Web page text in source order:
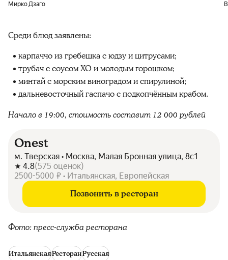
Мирко Дзаго
Среди блюд заявлены:
карпаччо из гребешка с юдзу и цитрусами;
трубач с соусом XO и молодым горошком;
минтай с морским виноградом и спирулиной;
дальневосточный гаспачо с подкопчённым крабом.
Начало в 19:00, стоимость составит 12 000 рублей
Onest
м. Тверская • Москва, Малая Бронная улица, 8с1
4.8(575 оценок)
2500-5000 ₽ • Итальянская, Европейская
Позвонить в ресторан
Фото: пресс-служба ресторана
ИтальянскаяРесторанРусская